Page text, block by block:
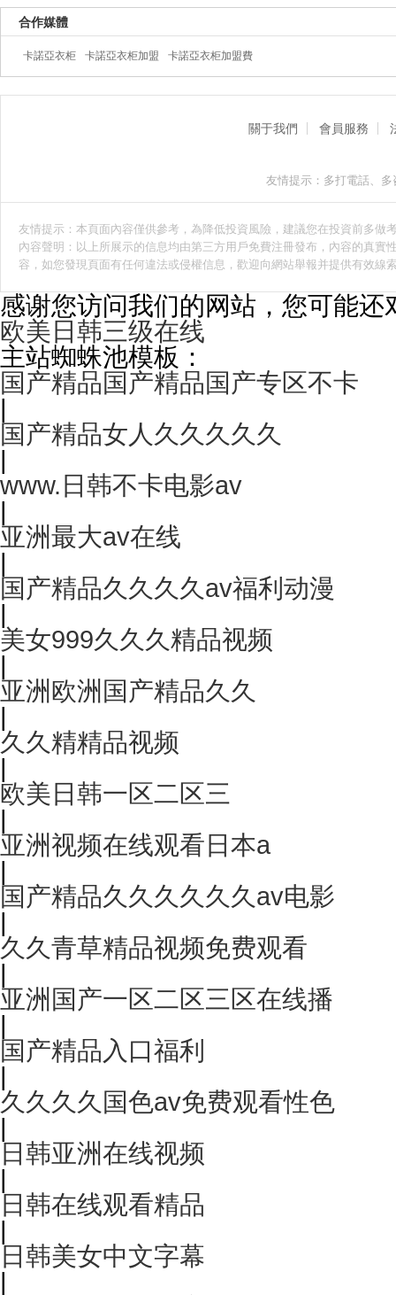
合作媒體
卡諾亞衣柜 卡諾亞衣柜加盟 卡諾亞衣柜加盟費
關于我們 會員服務
友情提示：多打電話、
友情提示：本頁面內容僅供參考，為降低投資風險，建議您在投資前多
內容聲明：以上所展示的信息均由第三方用戶免費注冊發布，內容的真
容，如您發現頁面有任何違法或侵權信息，歡迎向網站舉報并提供有效線
感谢您访问我们的网站，您可能还
欧美日韩三级在线
主站蜘蛛池模板：
国产精品国产精品国产专区不卡
|
国产精品女人久久久久久
|
www.日韩不卡电影av
|
亚洲最大av在线
|
国产精品久久久久av福利动漫
|
美女999久久久精品视频
|
亚洲欧洲国产精品久久
|
久久精精品视频
|
欧美日韩一区二区三
|
亚洲视频在线观看日本a
|
国产精品久久久久久久av电影
|
久久青草精品视频免费观看
|
亚洲国产一区二区三区在线播
|
国产精品入口福利
|
久久久久国色av免费观看性色
|
日韩亚洲在线视频
|
日韩在线观看精品
|
日韩美女中文字幕
|